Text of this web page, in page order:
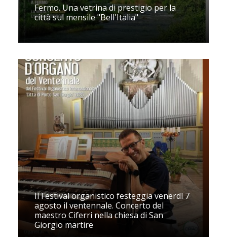
Fermo. Una vetrina di prestigio per la
città sul mensile "Bell'Italia"
Il Festival organistico festeggia venerdì 7
agosto il ventennale. Concerto del
maestro Ciferri nella chiesa di San
Giorgio martire